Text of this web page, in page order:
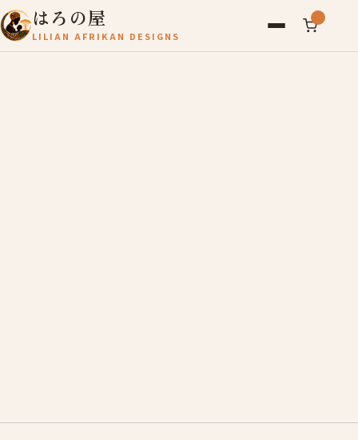
はろの屋
LILIAN AFRIKAN DESIGNS